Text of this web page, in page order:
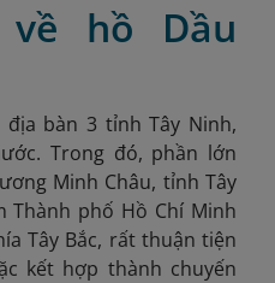
hồ Dầu
bàn 3 tỉnh Tây Ninh,
Trong đó, phần lớn
Minh Châu, tỉnh Tây
Thành phố Hồ Chí Minh
Tây Bắc, rất thuận tiện
kết hợp thành chuyến